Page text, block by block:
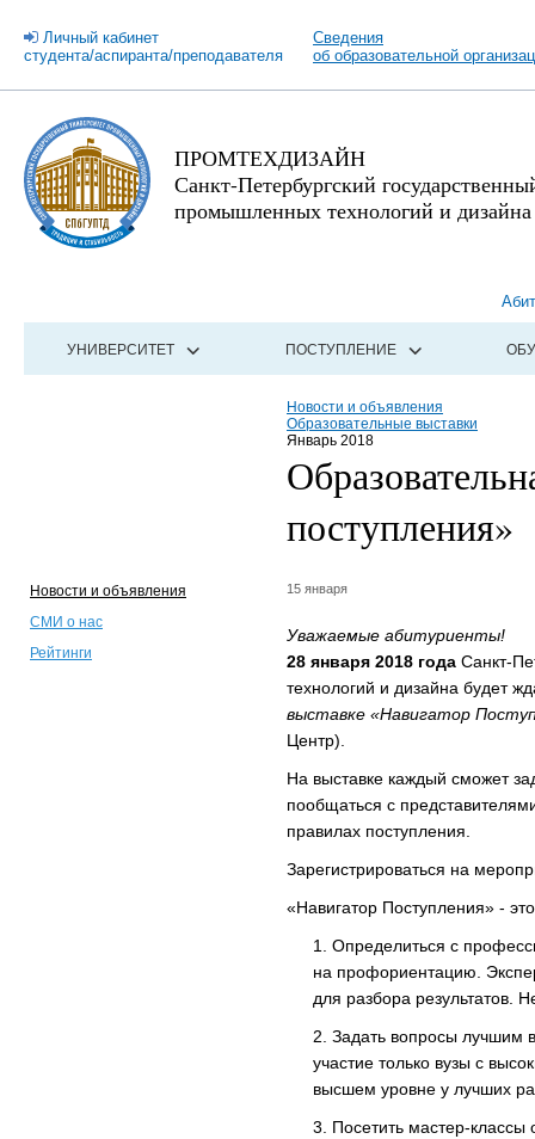
Личный кабинет
студента/аспиранта/преподавателя
Сведения
об образовательной
ПРОМТЕХДИЗАЙН
Санкт-Петербургский
промышленных технологий и дизайна
УНИВЕРСИТЕТ ПОСТУПЛЕНИЕ
Новости и объявления
Образовательные выставки
Январь 2018
поступления»
Новости и объявления
СМИ о нас
Рейтинги
15 января
Уважаемые абитуриенты!
28 января 2018 года Санкт-
технологий и дизайна будет
выставке «Навигатор
Центр).
На выставке каждый сможет
пообщаться с
правилах поступления.
Зарегистрироваться на
«Навигатор Поступления» -
Определиться с
на профориентацию.
для разбора результатов.
Задать вопросы лучшим
участие только вузы с
высшем уровне у лучших
Посетить мастер-классы